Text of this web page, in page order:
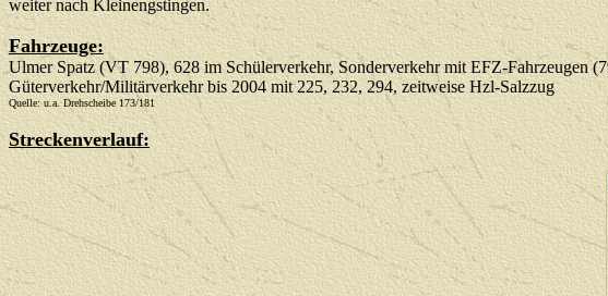
weiter nach Kleinengstingen.
Fahrzeuge:
Ulmer Spatz (VT 798), 628 im Schülerverkehr, Sonderverkehr mit EFZ-Fahrzeugen
Güterverkehr/Militärverkehr bis 2004 mit 225, 232, 294, zeitweise Hzl-Salzzug
Quelle: u.a. Drehscheibe 173/181
Streckenverlauf: